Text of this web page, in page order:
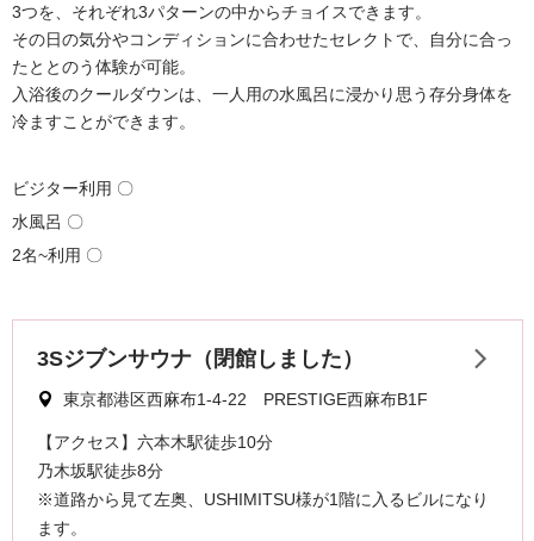
3つを、それぞれ3パターンの中からチョイスできます。
その日の気分やコンディションに合わせたセレクトで、自分に合っ
たととのう体験が可能。
入浴後のクールダウンは、一人用の水風呂に浸かり思う存分身体を
冷ますことができます。
ビジター利用 〇
水風呂 〇
2名~利用 〇